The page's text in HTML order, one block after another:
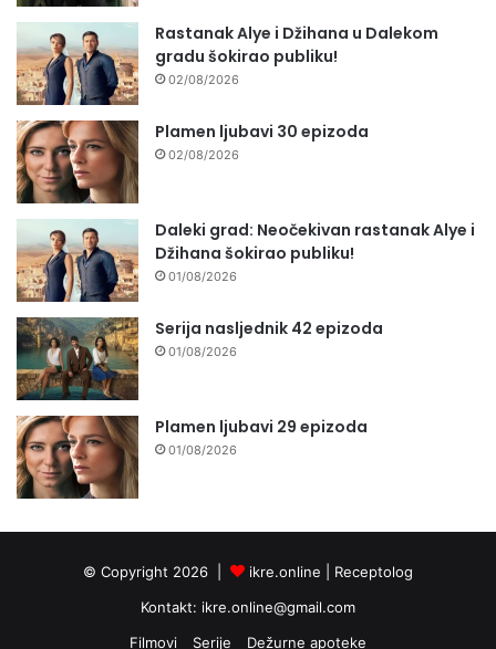
Rastanak Alye i Džihana u Dalekom
gradu šokirao publiku!
02/08/2026
Plamen ljubavi 30 epizoda
02/08/2026
Daleki grad: Neočekivan rastanak Alye i
Džihana šokirao publiku!
01/08/2026
Serija nasljednik 42 epizoda
01/08/2026
Plamen ljubavi 29 epizoda
01/08/2026
© Copyright 2026 | ikre.online | Receptolog
Kontakt: ikre.online@gmail.com
Filmovi
Serije Dežurne apoteke